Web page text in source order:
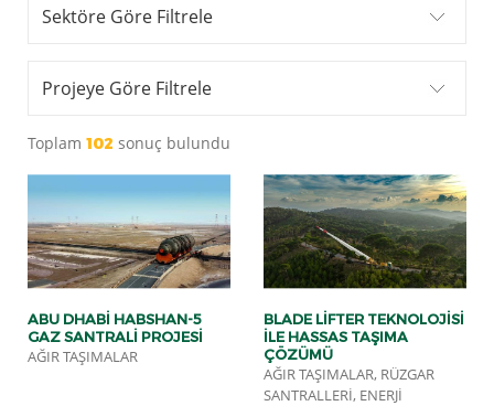
Sektöre Göre Filtrele
Projeye Göre Filtrele
Toplam 102 sonuç bulundu
ABU DHABİ HABSHAN-5
GAZ SANTRALİ PROJESİ
AĞIR TAŞIMALAR
BLADE LIFTER TEKNOLOJISI
ILE HASSAS TAŞIMA
ÇÖZÜMÜ
AĞIR TAŞIMALAR, RÜZGAR
SANTRALLERI, ENERJI